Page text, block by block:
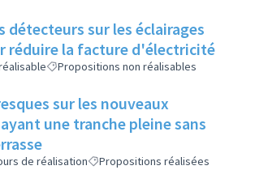
détecteurs sur les éclairages
réduire la facture d'électricité
Propositions non réalisables
sur les nouveaux
une tranche pleine sans
de réalisation Propositions réalisées